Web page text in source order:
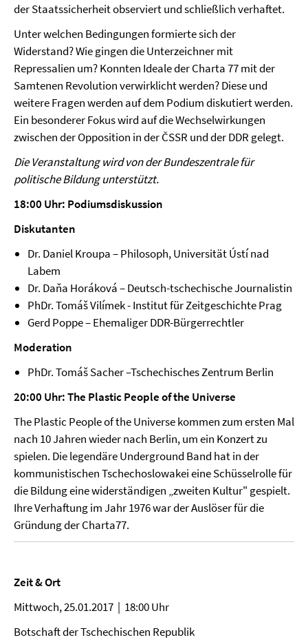
der Staatssicherheit observiert und schließlich verhaftet.
Unter welchen Bedingungen formierte sich der
Widerstand? Wie gingen die Unterzeichner mit
Repressalien um? Konnten Ideale der Charta 77 mit der
Samtenen Revolution verwirklicht werden? Diese und
weitere Fragen werden auf dem Podium diskutiert werden.
Ein besonderer Fokus wird auf die Wechselwirkungen
zwischen der Opposition in der ČSSR und der DDR gelegt.
Die Veranstaltung wird von der Bundeszentrale für
politische Bildung unterstützt.
18:00 Uhr: Podiumsdiskussion
Diskutanten
Dr. Daniel Kroupa – Philosoph, Universität Ústí nad
Labem
Dr. Daňa Horáková – Deutsch-tschechische Journalistin
PhDr. Tomáš Vilímek - Institut für Zeitgeschichte Prag
Gerd Poppe – Ehemaliger DDR-Bürgerrechtler
Moderation
PhDr. Tomáš Sacher –Tschechisches Zentrum Berlin
20:00 Uhr: The Plastic People of the Universe
The Plastic People of the Universe kommen zum ersten Mal
nach 10 Jahren wieder nach Berlin, um ein Konzert zu
spielen. Die legendäre Underground Band hat in der
kommunistischen Tschechoslowakei eine Schüsselrolle für
die Bildung eine widerständigen „zweiten Kultur" gespielt.
Ihre Verhaftung im Jahr 1976 war der Auslöser für die
Gründung der Charta77.
Zeit & Ort
Mittwoch, 25.01.2017 | 18:00 Uhr
Botschaft der Tschechischen Republik